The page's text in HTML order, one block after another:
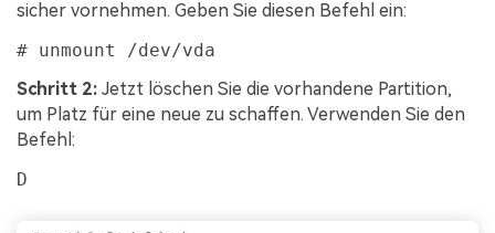
sicher vornehmen. Geben Sie diesen Befehl ein:
# unmount /dev/vda
Schritt 2: Jetzt löschen Sie die vorhandene Partition,
um Platz für eine neue zu schaffen. Verwenden Sie den
Befehl:
D